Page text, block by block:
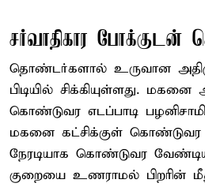
சர்வாதிகார போக்குடன்
தொண்டர்களால் உருவான
பிடியில் சிக்கியுள்ளது. மகனை
கொண்டுவர எடப்பாடி பழனிசாமி
மகனை கட்சிக்குள்
நேரடியாக கொண்டுவர
குறையை உணராமல் பிறரின்